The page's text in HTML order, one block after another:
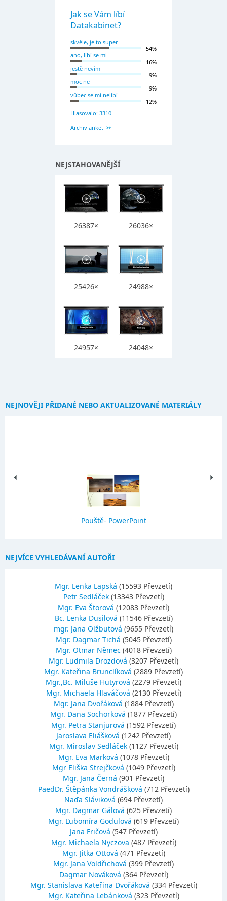
Jak se Vám líbí
Datakabinet?
skvěle, je to super
54%
ano, líbí se mi
16%
jestě nevím
9%
moc ne
9%
vůbec se mi nelíbí
12%
Hlasovalo: 3310
Archiv anket
NEJSTAHOVANĚJŠÍ
26387× 26036×
25426× 24988×
24957× 24048×
NEJNOVĚJI PŘIDANÉ NEBO AKTUALIZOVANÉ MATERIÁLY
Pouště- PowerPoint
NEJVÍCE VYHLEDÁVANÍ AUTOŘI
Mgr. Lenka Lapská (15593 Převzetí)
Petr Sedláček (13343 Převzetí)
Mgr. Eva Štorová (12083 Převzetí)
Bc. Lenka Dusilová (11546 Převzetí)
mgr. Jana Olžbutová (9655 Převzetí)
Mgr. Dagmar Tichá (5045 Převzetí)
Mgr. Otmar Němec (4018 Převzetí)
Mgr. Ludmila Drozdová (3207 Převzetí)
Mgr. Kateřina Brunclíková (2889 Převzetí)
Mgr.,Bc. Miluše Hutyrová (2279 Převzetí)
Mgr. Michaela Hlaváčová (2130 Převzetí)
Mgr. Jana Dvořáková (1884 Převzetí)
Mgr. Dana Sochorková (1877 Převzetí)
Mgr. Petra Stanjurová (1592 Převzetí)
Jaroslava Eliášková (1242 Převzetí)
Mgr. Miroslav Sedláček (1127 Převzetí)
Mgr. Eva Marková (1078 Převzetí)
Mgr Eliška Strejčková (1049 Převzetí)
Mgr. Jana Černá (901 Převzetí)
PaedDr. Štěpánka Vondrášková (712 Převzetí)
Naďa Sláviková (694 Převzetí)
Mgr. Dagmar Gálová (625 Převzetí)
Mgr. Ľubomíra Godulová (619 Převzetí)
Jana Fričová (547 Převzetí)
Mgr. Michaela Nyczova (487 Převzetí)
Mgr. Jitka Ottová (471 Převzetí)
Mgr. Jana Voldřichová (399 Převzetí)
Dagmar Nováková (364 Převzetí)
Mgr. Stanislava Kateřina Dvořáková (334 Převzetí)
Mgr. Kateřina Lebánková (323 Převzetí)